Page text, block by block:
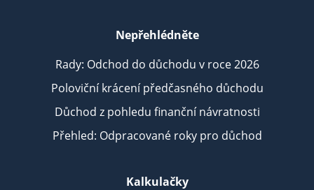
Nepřehlédněte
Rady: Odchod do důchodu v roce 2026
Poloviční krácení předčasného důchodu
Důchod z pohledu finanční návratnosti
Přehled: Odpracované roky pro důchod
Kalkulačky